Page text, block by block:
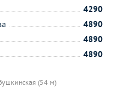
(54 м)
4290
4890
4890
4890